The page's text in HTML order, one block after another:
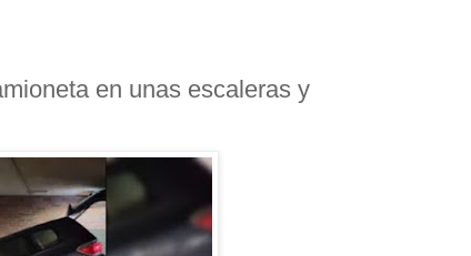
en unas escaleras y